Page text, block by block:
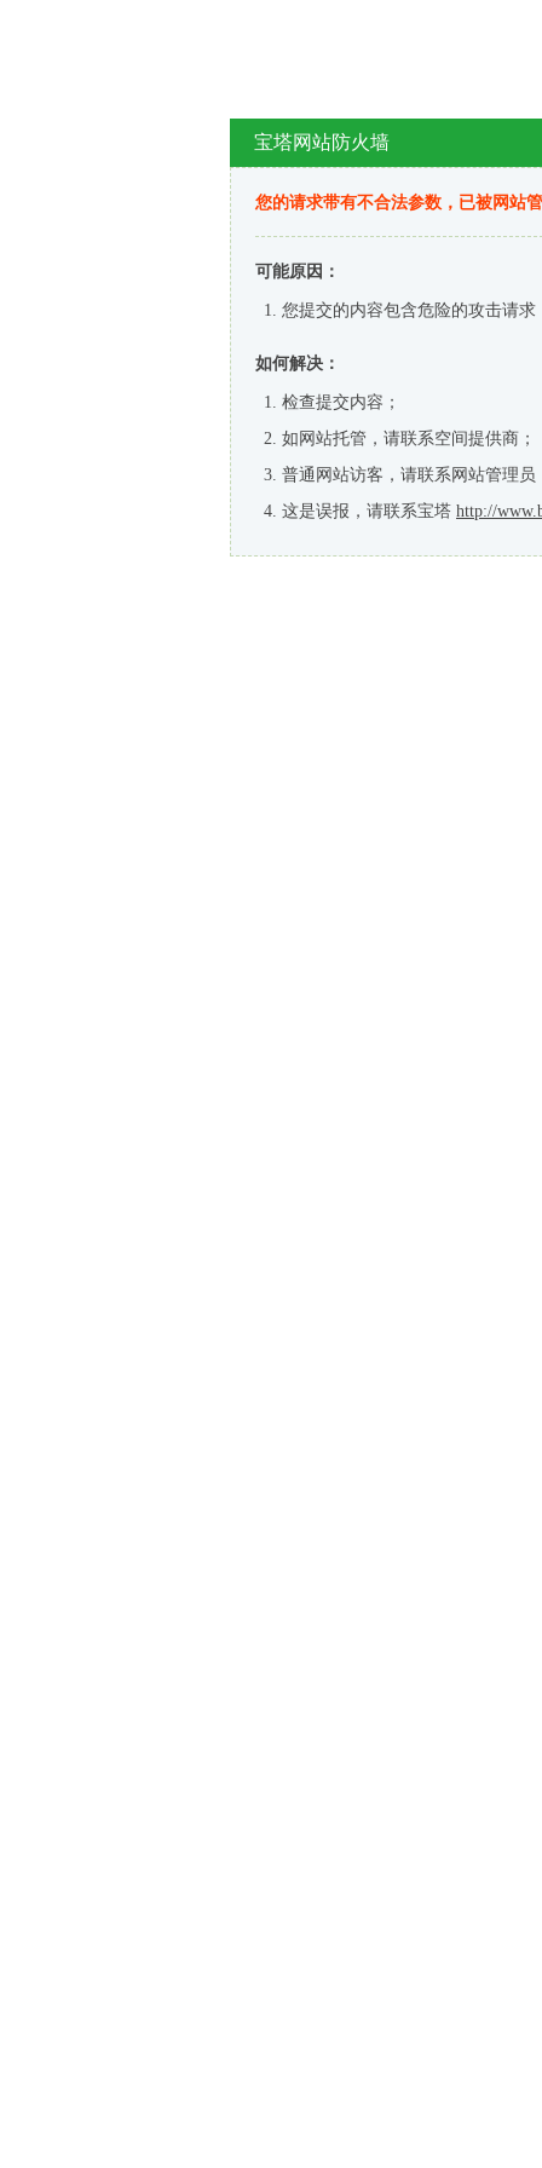
宝塔网站防火墙
您的请求带有不合法参数，已被网站
可能原因：
您提交的内容包含危险的攻击请求
如何解决：
检查提交内容；
如网站托管，请联系空间提供商；
普通网站访客，请联系网站管理员
这是误报，请联系宝塔 http://